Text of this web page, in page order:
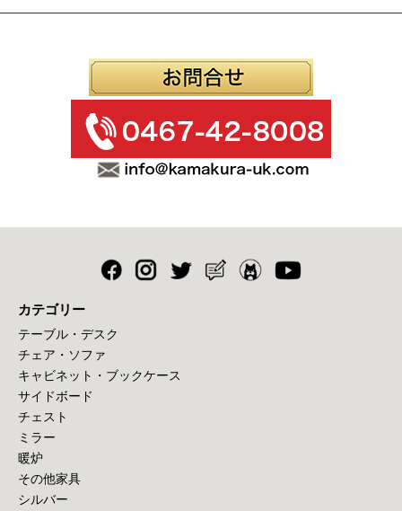
カテゴリー
テーブル・デスク
チェア・ソファ
キャビネット・ブックケース
サイドボード
チェスト
ミラー
暖炉
その他家具
シルバー